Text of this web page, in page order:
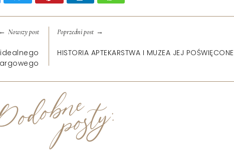
← Nowszy post
idealnego
Poprzedni post →
HISTORIA APTEKARSTWA I MUZEA JEJ POŚWIĘCONE